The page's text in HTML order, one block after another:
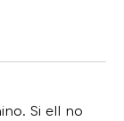
Si ell no